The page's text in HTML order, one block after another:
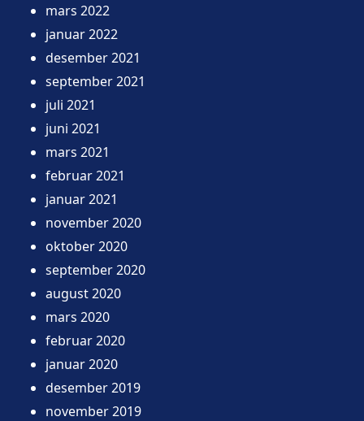
mars 2022
januar 2022
desember 2021
september 2021
juli 2021
juni 2021
mars 2021
februar 2021
januar 2021
november 2020
oktober 2020
september 2020
august 2020
mars 2020
februar 2020
januar 2020
desember 2019
november 2019